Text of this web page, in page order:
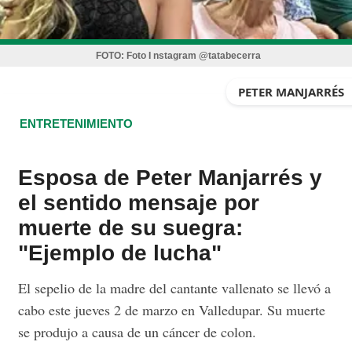
FOTO: Foto I nstagram @tatabecerra
PETER MANJARRÉS
ENTRETENIMIENTO
Esposa de Peter Manjarrés y
el sentido mensaje por
muerte de su suegra:
"Ejemplo de lucha"
El sepelio de la madre del cantante vallenato se llevó a
cabo este jueves 2 de marzo en Valledupar. Su muerte
se produjo a causa de un cáncer de colon.